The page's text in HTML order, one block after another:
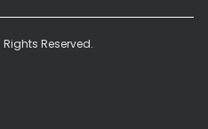
Rights Reserved.